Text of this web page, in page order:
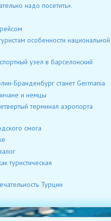
надо посетить».
особенности национальной
узел в барселонский
Бранденбург станет Germania
и немцы
терминал аэропорта
смога
туристическая
Турции